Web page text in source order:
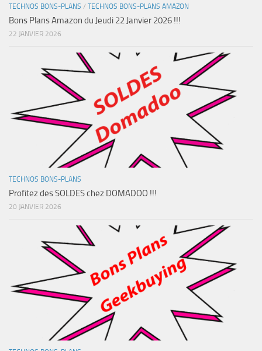
TECHNOS BONS-PLANS / TECHNOS BONS-PLANS AMAZON
Bons Plans Amazon du Jeudi 22 Janvier 2026 !!!
22 JANVIER 2026
TECHNOS BONS-PLANS
Profitez des SOLDES chez DOMADOO !!!
20 JANVIER 2026